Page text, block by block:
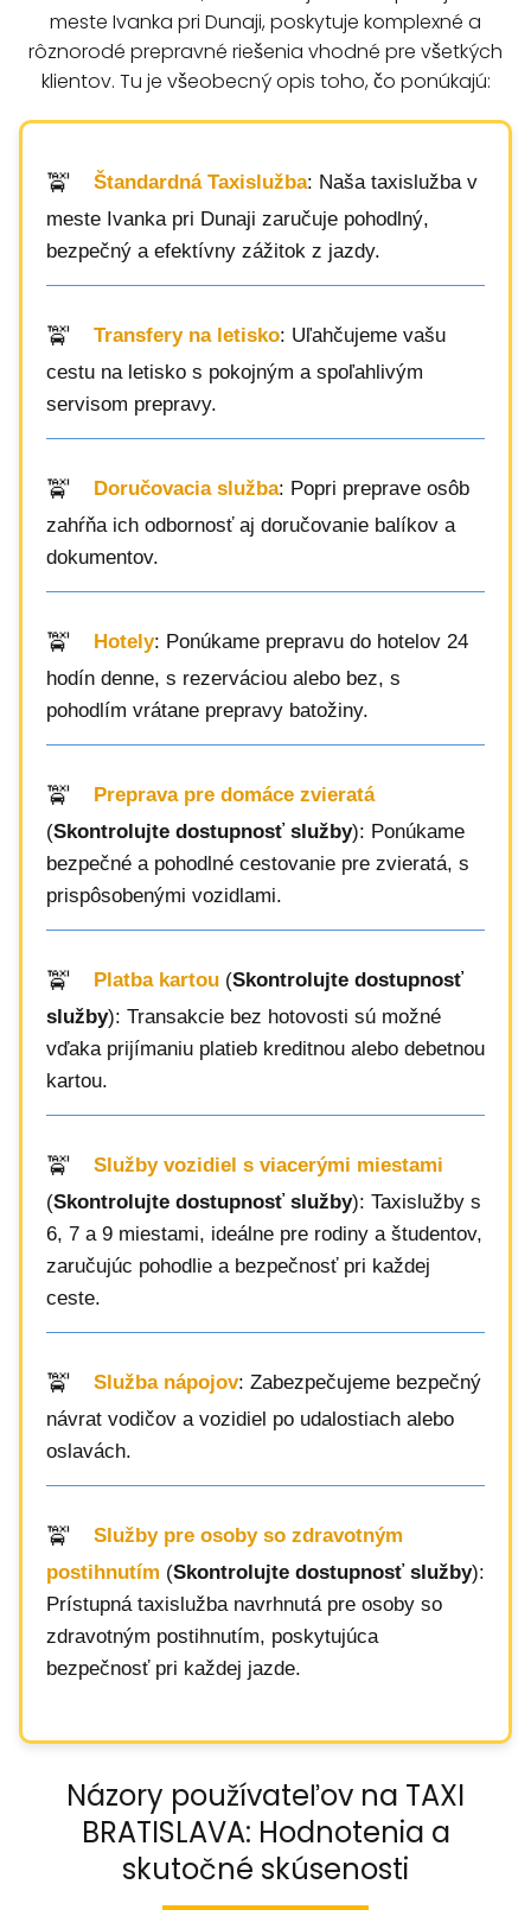
meste Ivanka pri Dunaji, poskytuje komplexné a
rôznorodé prepravné riešenia vhodné pre všetkých
klientov. Tu je všeobecný opis toho, čo ponúkajú:
Štandardná Taxislužba: Naša taxislužba v
meste Ivanka pri Dunaji zaručuje pohodlný,
bezpečný a efektívny zážitok z jazdy.
Transfery na letisko: Uľahčujeme vašu
cestu na letisko s pokojným a spoľahlivým
servisom prepravy.
Doručovacia služba: Popri preprave osôb
zahŕňa ich odbornosť aj doručovanie balíkov a
dokumentov.
Hotely: Ponúkame prepravu do hotelov 24
hodín denne, s rezerváciou alebo bez, s
pohodlím vrátane prepravy batožiny.
Preprava pre domáce zvieratá
(Skontrolujte dostupnosť služby): Ponúkame
bezpečné a pohodlné cestovanie pre zvieratá, s
prispôsobenými vozidlami.
Platba kartou (Skontrolujte dostupnosť
služby): Transakcie bez hotovosti sú možné
vďaka prijímaniu platieb kreditnou alebo debetnou
kartou.
Služby vozidiel s viacerými miestami
(Skontrolujte dostupnosť služby): Taxislužby s
6, 7 a 9 miestami, ideálne pre rodiny a študentov,
zaručujúc pohodlie a bezpečnosť pri každej
ceste.
Služba nápojov: Zabezpečujeme bezpečný
návrat vodičov a vozidiel po udalostiach alebo
oslavách.
Služby pre osoby so zdravotným
postihnutím (Skontrolujte dostupnosť služby):
Prístupná taxislužba navrhnutá pre osoby so
zdravotným postihnutím, poskytujúca
bezpečnosť pri každej jazde.
Názory používateľov na TAXI
BRATISLAVA: Hodnotenia a
skutočné skúsenosti